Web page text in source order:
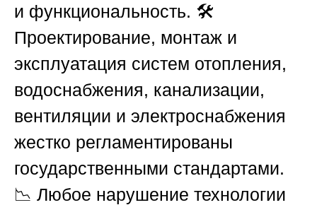
и функциональность. 🛠️
Проектирование, монтаж и
эксплуатация систем отопления,
водоснабжения, канализации,
вентиляции и электроснабжения
жестко регламентированы
государственными стандартами.
📉 Любое нарушение технологии